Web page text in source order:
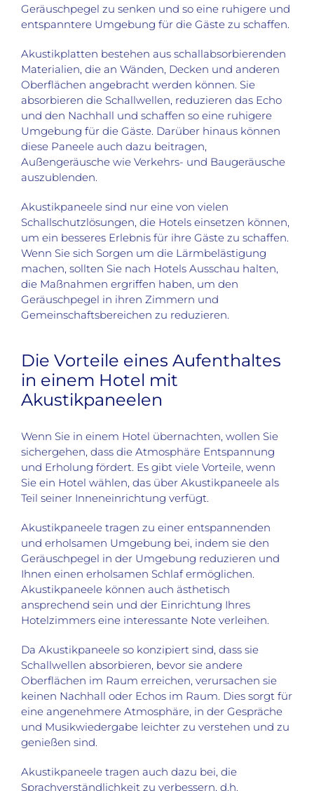
Geräuschpegel zu senken und so eine ruhigere und
entspanntere Umgebung für die Gäste zu schaffen.
Akustikplatten bestehen aus schallabsorbierenden
Materialien, die an Wänden, Decken und anderen
Oberflächen angebracht werden können. Sie
absorbieren die Schallwellen, reduzieren das Echo
und den Nachhall und schaffen so eine ruhigere
Umgebung für die Gäste. Darüber hinaus können
diese Paneele auch dazu beitragen,
Außengeräusche wie Verkehrs- und Baugeräusche
auszublenden.
Akustikpaneele sind nur eine von vielen
Schallschutzlösungen, die Hotels einsetzen können,
um ein besseres Erlebnis für ihre Gäste zu schaffen.
Wenn Sie sich Sorgen um die Lärmbelästigung
machen, sollten Sie nach Hotels Ausschau halten,
die Maßnahmen ergriffen haben, um den
Geräuschpegel in ihren Zimmern und
Gemeinschaftsbereichen zu reduzieren.
Die Vorteile eines Aufenthaltes
in einem Hotel mit
Akustikpaneelen
Wenn Sie in einem Hotel übernachten, wollen Sie
sichergehen, dass die Atmosphäre Entspannung
und Erholung fördert. Es gibt viele Vorteile, wenn
Sie ein Hotel wählen, das über Akustikpaneele als
Teil seiner Inneneinrichtung verfügt.
Akustikpaneele tragen zu einer entspannenden
und erholsamen Umgebung bei, indem sie den
Geräuschpegel in der Umgebung reduzieren und
Ihnen einen erholsamen Schlaf ermöglichen.
Akustikpaneele können auch ästhetisch
ansprechend sein und der Einrichtung Ihres
Hotelzimmers eine interessante Note verleihen.
Da Akustikpaneele so konzipiert sind, dass sie
Schallwellen absorbieren, bevor sie andere
Oberflächen im Raum erreichen, verursachen sie
keinen Nachhall oder Echos im Raum. Dies sorgt für
eine angenehmere Atmosphäre, in der Gespräche
und Musikwiedergabe leichter zu verstehen und zu
genießen sind.
Akustikpaneele tragen auch dazu bei, die
Sprachverständlichkeit zu verbessern, d.h.